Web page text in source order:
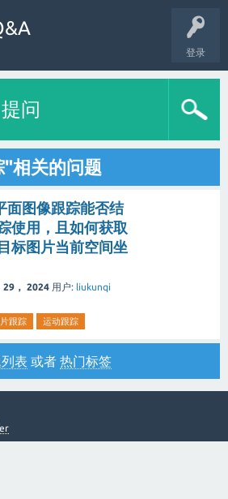
登录
提问
相关的问题
图像跟踪能否结
使用，且如何获取
标图片当前空间坐
29， 2024 用户: liukunqi
跟踪 运动跟踪
表 或者 热门标签